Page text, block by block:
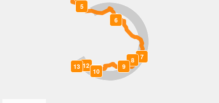
5
6
7
8
9
10
11
12
13